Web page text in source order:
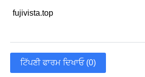
fujivista.top
ਟਿੱਪਣੀ ਫਾਰਮ ਦਿਖਾਓ (0)